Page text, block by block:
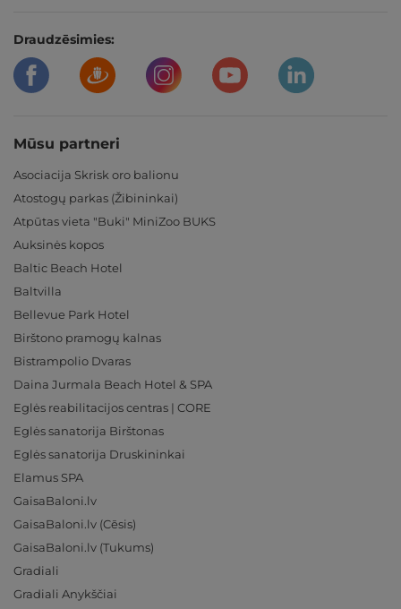
Draudzēsimies:
Mūsu partneri
Asociacija Skrisk oro balionu
Atostogų parkas (Žibininkai)
Atpūtas vieta "Buki" MiniZoo BUKS
Auksinės kopos
Baltic Beach Hotel
Baltvilla
Bellevue Park Hotel
Birštono pramogų kalnas
Bistrampolio Dvaras
Daina Jurmala Beach Hotel & SPA
Eglės reabilitacijos centras | CORE
Eglės sanatorija Birštonas
Eglės sanatorija Druskininkai
Elamus SPA
GaisaBaloni.lv
GaisaBaloni.lv (Cēsis)
GaisaBaloni.lv (Tukums)
Gradiali
Gradiali Anykščiai